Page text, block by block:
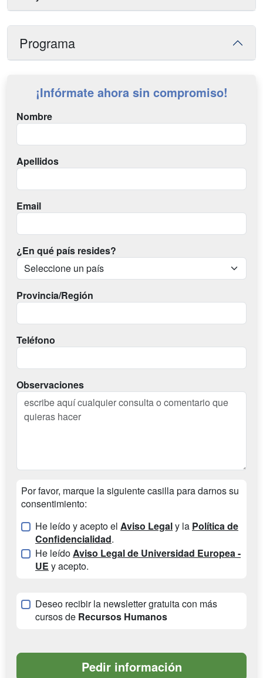
Programa
¡Infórmate ahora sin compromiso!
Nombre
Apellidos
Email
¿En qué país resides?
Provincia/Región
Teléfono
Observaciones
Por favor, marque la siguiente casilla para darnos su
consentimiento:
He leído y acepto el Aviso Legaly la Política de
Confidencialidad.
He leídoAviso Legal de Universidad Europea -
UE y acepto.
Deseo recibir la newsletter gratuita con más
cursos de Recursos Humanos